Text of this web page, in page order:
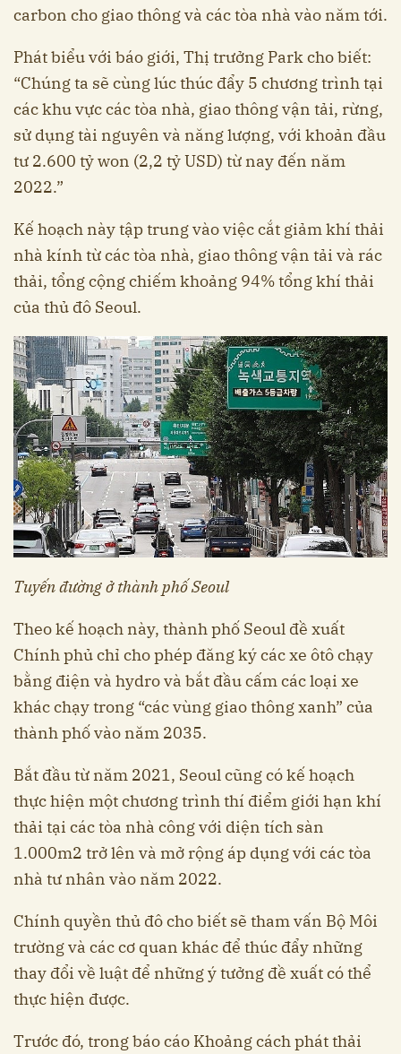
carbon cho giao thông và các tòa nhà vào năm tới.
Phát biểu với báo giới, Thị trưởng Park cho biết:
“Chúng ta sẽ cùng lúc thúc đẩy 5 chương trình tại
các khu vực các tòa nhà, giao thông vận tải, rừng,
sử dụng tài nguyên và năng lượng, với khoản đầu
tư 2.600 tỷ won (2,2 tỷ USD) từ nay đến năm
2022.”
Kế hoạch này tập trung vào việc cắt giảm khí thải
nhà kính từ các tòa nhà, giao thông vận tải và rác
thải, tổng cộng chiếm khoảng 94% tổng khí thải
của thủ đô Seoul.
Tuyến đường ở thành phố Seoul
Theo kế hoạch này, thành phố Seoul đề xuất
Chính phủ chỉ cho phép đăng ký các xe ôtô chạy
bằng điện và hydro và bắt đầu cấm các loại xe
khác chạy trong “các vùng giao thông xanh” của
thành phố vào năm 2035.
Bắt đầu từ năm 2021, Seoul cũng có kế hoạch
thực hiện một chương trình thí điểm giới hạn khí
thải tại các tòa nhà công với diện tích sàn
1.000m2 trở lên và mở rộng áp dụng với các tòa
nhà tư nhân vào năm 2022.
Chính quyền thủ đô cho biết sẽ tham vấn Bộ Môi
trường và các cơ quan khác để thúc đẩy những
thay đổi về luật để những ý tưởng đề xuất có thể
thực hiện được.
Trước đó, trong báo cáo Khoảng cách phát thải